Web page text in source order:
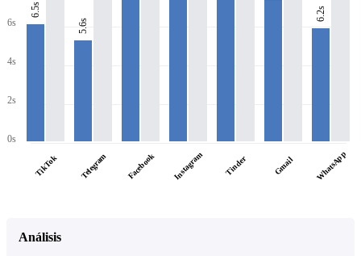
6s
4s
2s
0s
6.5s
TikTok
5.6s
Telegram Facebook Instagram Tinder Gmail
6.2s
WhatsApp
Análisis